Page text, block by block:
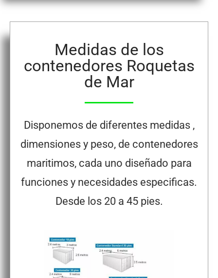
Medidas de los
contenedores Roquetas
de Mar
Disponemos de diferentes medidas ,
dimensiones y peso, de contenedores
maritimos, cada uno diseñado para
funciones y necesidades especificas.
Desde los 20 a 45 pies.